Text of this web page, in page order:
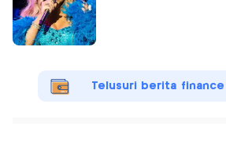
Telusuri berita finance